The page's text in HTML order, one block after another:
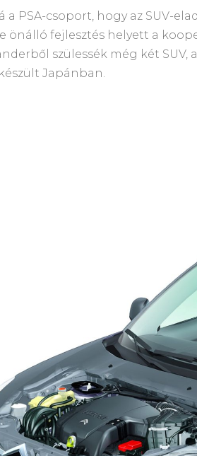
a PSA-csoport, hogy az SUV-
önálló fejlesztés helyett a
szülessék még két
Japánban.